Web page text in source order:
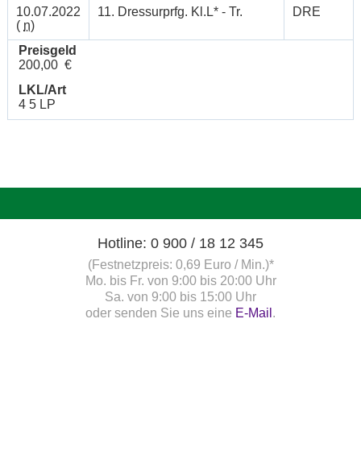
10.07.2022
( n)
11. Dressurprfg. Kl.L* - Tr. DRE
Preisgeld
200,00 €
LKL/Art
4 5 LP
Hotline: 0 900 / 18 12 345
(Festnetzpreis: 0,69 Euro / Min.)*
Mo. bis Fr. von 9:00 bis 20:00 Uhr
Sa. von 9:00 bis 15:00 Uhr
oder senden Sie uns eine E-Mail .